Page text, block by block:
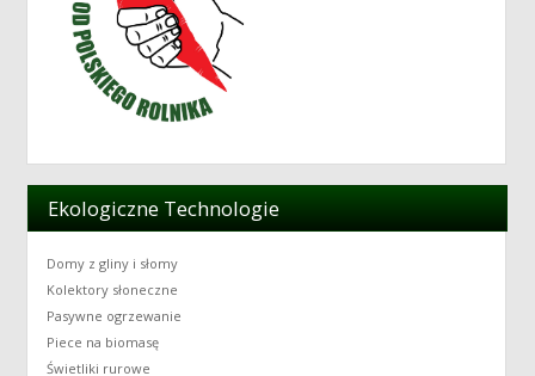
Ekologiczne Technologie
Domy z gliny i słomy
Kolektory słoneczne
Pasywne ogrzewanie
Piece na biomasę
Świetliki rurowe